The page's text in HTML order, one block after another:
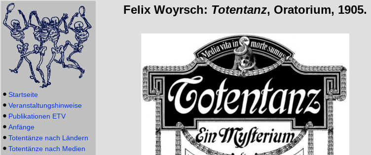
Startseite
Veranstaltungshinweise
Publikationen ETV
Anfänge
Totentänze nach Ländern
Totentänze nach Medien
Felix Woyrsch: Totentanz, Oratorium, 1905.